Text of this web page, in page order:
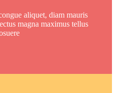
aliquet, diam mauris
magna maximus tellus